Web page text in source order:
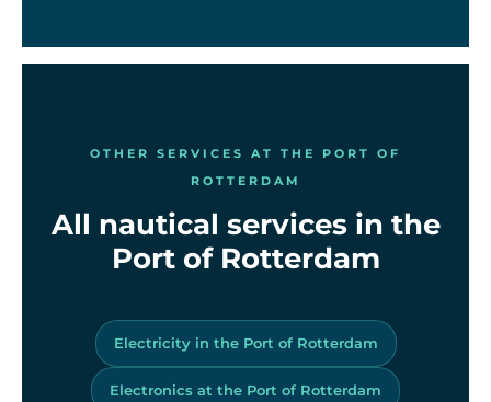
OTHER SERVICES AT THE PORT OF
ROTTERDAM
All nautical services in the
Port of Rotterdam
Electricity in the Port of Rotterdam
Electronics at the Port of Rotterdam